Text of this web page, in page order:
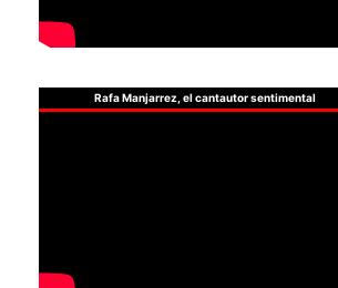
Rafa Manjarrez, el cantautor sentimental